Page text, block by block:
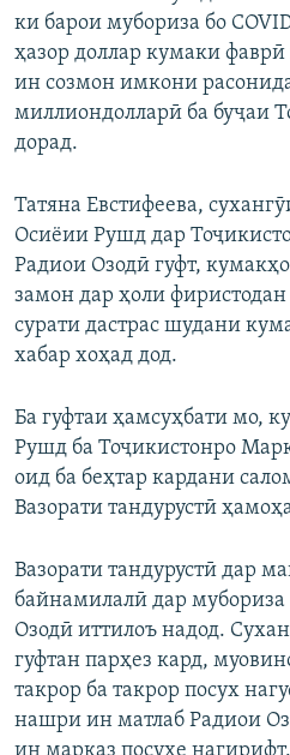
ки барои мубориза бо
ҳазор доллар кумаки
ин созмон имкони
миллиондолларӣ ба буҷаи
дорад.
Татяна Евстифеева,
Осиёии Рушд дар
Радиои Озодӣ гуфт,
замон дар ҳоли
сурати дастрас шудани
хабар хоҳад дод.
Ба гуфтаи ҳамсуҳбати мо,
Рушд ба Тоҷикистонро
оид ба беҳтар кардани
Вазорати тандурустӣ
Вазорати тандурустӣ дар
байнамилалӣ дар мубориза
Озодӣ иттилоъ надод.
гуфтан парҳез кард,
такрор ба такрор посух
нашри ин матлаб Радиои